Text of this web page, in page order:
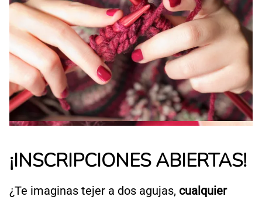
¡INSCRIPCIONES ABIERTAS!
¿Te imaginas tejer a dos agujas, cualquier